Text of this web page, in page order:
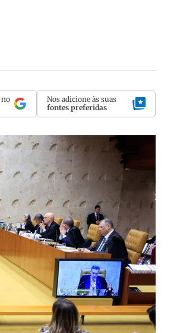
no
Nos adicione às suas
fontes preferidas